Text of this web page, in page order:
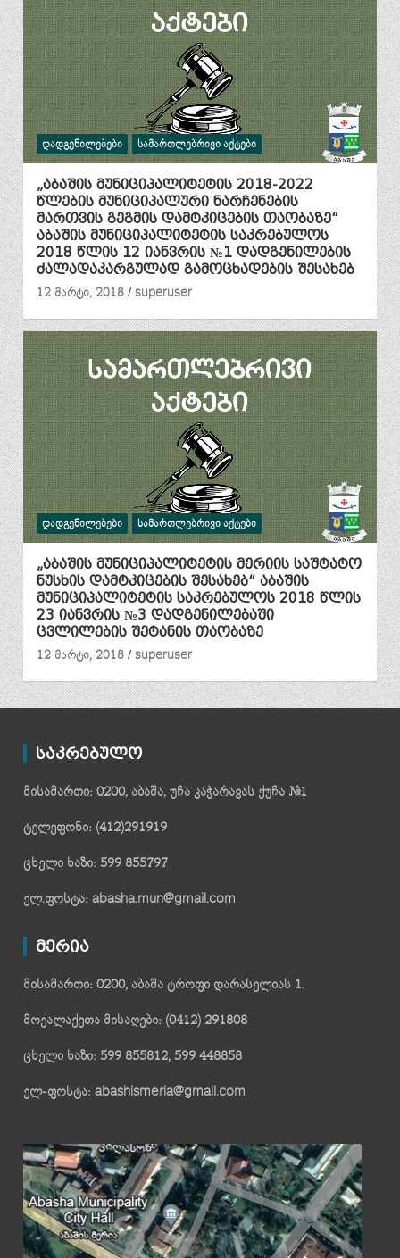
ᲓᲐᲓᲒᲔᲜᲘᲚᲔᲑᲔᲑᲘ ᲡᲐᲛᲐᲠᲗᲚᲔᲑᲠᲘᲕᲘ ᲐᲥᲢᲔᲑᲘ
„აბაშის მუნიციპალიტეტის 2018-2022
წლების მუნიციპალური ნარჩენების
მართვის გეგმის დამტკიცების თაობაზე“
აბაშის მუნიციპალიტეტის საკრებულოს
2018 წლის 12 იანვრის №1 დადგენილების
ძალადაკარგულად გამოცხადების შესახებ
12 მარტი, 2018
superuser
ᲓᲐᲓᲒᲔᲜᲘᲚᲔᲑᲔᲑᲘ ᲡᲐᲛᲐᲠᲗᲚᲔᲑᲠᲘᲕᲘ ᲐᲥᲢᲔᲑᲘ
„აბაშის მუნიციპალიტეტის მერიის საშტატო
ნუსხის დამტკიცების შესახებ“ აბაშის
მუნიციპალიტეტის საკრებულოს 2018 წლის
23 იანვრის №3 დადგენილებაში
ცვლილების შეტანის თაობაზე
12 მარტი, 2018
superuser
საკრებულო
მისამართი: 0200, აბაშა, უჩა კაჭარავას ქუჩა №1
ტელეფონი: (412)291919
ცხელი ხაზი: 599 855797
ელ.ფოსტა: abasha.mun@gmail.com
მერია
მისამართი: 0200, აბაშა ტროფი დარასელიას 1.
მოქალაქეთა მისაღები: (0412) 291808
ცხელი ხაზი: 599 855812, 599 448858
ელ-ფოსტა: abashismeria@gmail.com